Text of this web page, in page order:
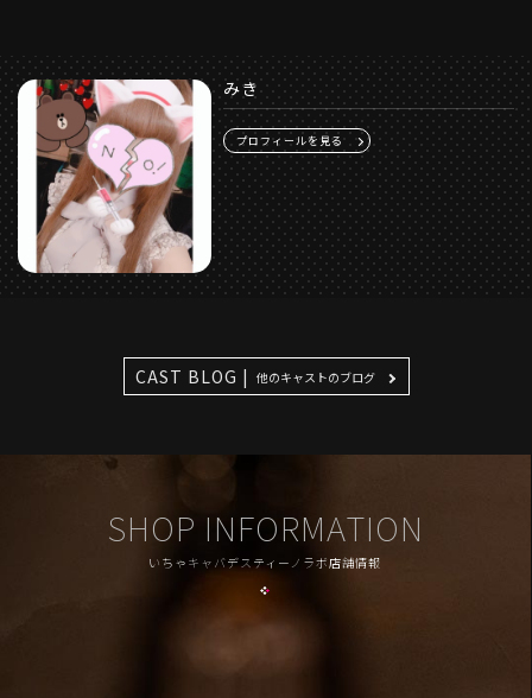
みき
プロフィールを見る
CAST BLOG | 他のキャストのブログ
SHOP INFORMATION
いちゃキャバデスティーノラボ店舗情報